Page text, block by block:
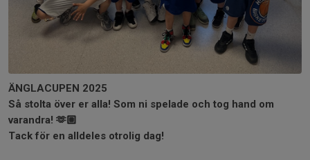
ÄNGLACUPEN 2025
Så stolta över er alla! Som ni spelade och tog hand om
varandra! 🫶🏼
Tack för en alldeles otrolig dag!